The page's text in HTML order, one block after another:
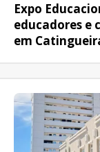
Expo
educadores e
em